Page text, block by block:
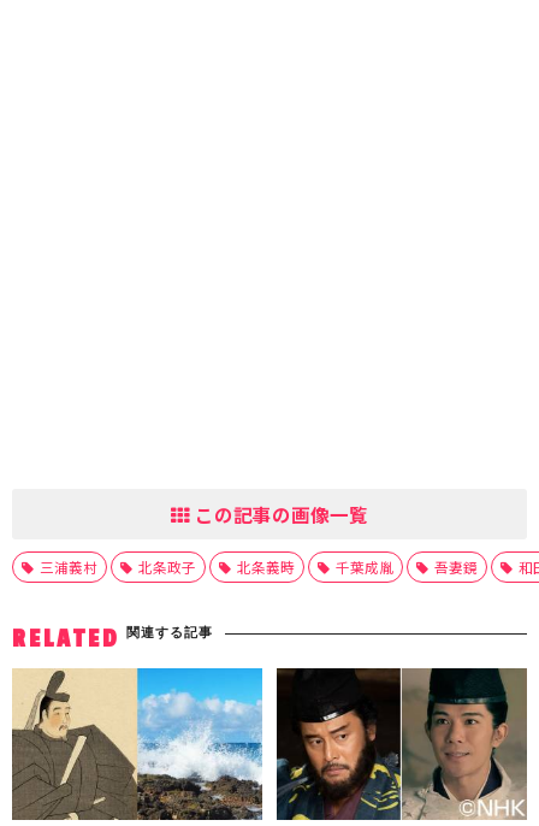
この記事の画像一覧
三浦義村 北条政子 北条義時 千葉成胤 吾妻鏡 和
RELATED 関連する記事